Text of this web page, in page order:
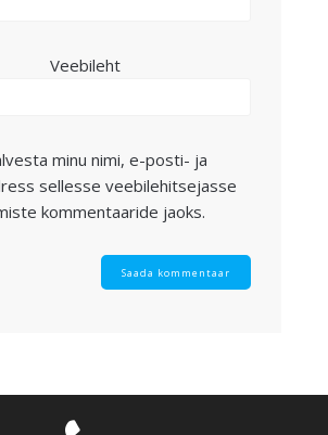
Veebileht
minu nimi, e-posti- ja
sellesse veebilehitsejasse
kommentaaride jaoks.